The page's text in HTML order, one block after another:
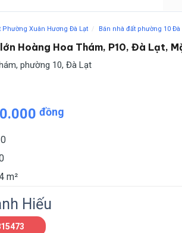
Phường Xuân Hương Đà Lạt / Bán nhà đất phường 10 Đà
Hoàng Hoa Thám, P10, Đà Lạt,
phường 10, Đà Lạt
đồng
m²
Hiếu